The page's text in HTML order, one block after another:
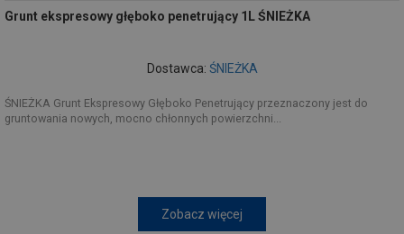
Grunt ekspresowy głęboko penetrujący 1L ŚNIEŻKA
Dostawca: ŚNIEŻKA
ŚNIEŻKA Grunt Ekspresowy Głęboko Penetrujący przeznaczony jest do
gruntowania nowych, mocno chłonnych powierzchni...
Zobacz więcej